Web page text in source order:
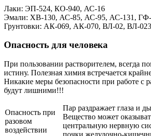
Лаки: ЭП-524, КО-940, АС-16
Эмали: ХВ-130, АС-85, АС-95, АС-131,
Грунтовки: АК-069, АК-070, ВЛ-02, ВЛ-
Опасность для человека
При пользовании растворителем, всегда
истину. Полезная химия встречается
Никакие меры безопасности при работе с
будут лишними!!!
Опасность при
разовом
воздействии
Пар раздражает глаза и
Вещество может
центральную нервную